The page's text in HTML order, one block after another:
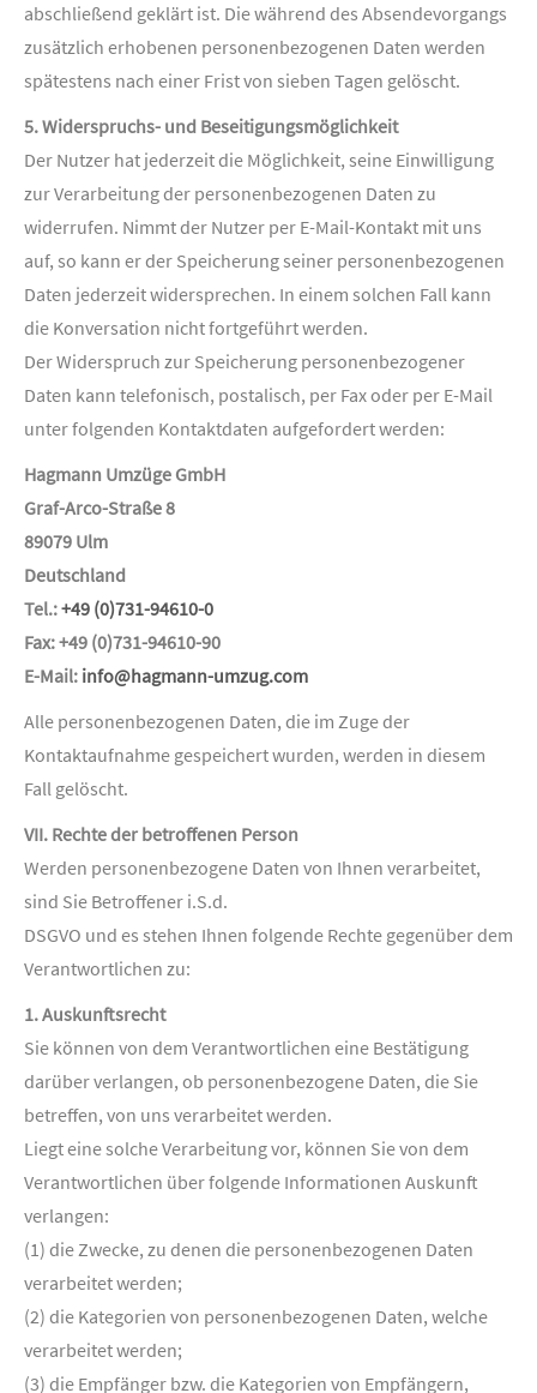
abschließend geklärt ist. Die während des Absendevorgangs
zusätzlich erhobenen personenbezogenen Daten werden
spätestens nach einer Frist von sieben Tagen gelöscht.
5. Widerspruchs- und Beseitigungsmöglichkeit
Der Nutzer hat jederzeit die Möglichkeit, seine Einwilligung
zur Verarbeitung der personenbezogenen Daten zu
widerrufen. Nimmt der Nutzer per E-Mail-Kontakt mit uns
auf, so kann er der Speicherung seiner personenbezogenen
Daten jederzeit widersprechen. In einem solchen Fall kann
die Konversation nicht fortgeführt werden.
Der Widerspruch zur Speicherung personenbezogener
Daten kann telefonisch, postalisch, per Fax oder per E-Mail
unter folgenden Kontaktdaten aufgefordert werden:
Hagmann Umzüge GmbH
Graf-Arco-Straße 8
89079 Ulm
Deutschland
Tel.:+49 (0)731-94610-0
Fax: +49 (0)731-94610-90
E-Mail: info@hagmann-umzug.com
Alle personenbezogenen Daten, die im Zuge der
Kontaktaufnahme gespeichert wurden, werden in diesem
Fall gelöscht.
VII. Rechte der betroffenen Person
Werden personenbezogene Daten von Ihnen verarbeitet,
sind Sie Betroffener i.S.d.
DSGVO und es stehen Ihnen folgende Rechte gegenüber dem
Verantwortlichen zu:
1. Auskunftsrecht
Sie können von dem Verantwortlichen eine Bestätigung
darüber verlangen, ob personenbezogene Daten, die Sie
betreffen, von uns verarbeitet werden.
Liegt eine solche Verarbeitung vor, können Sie von dem
Verantwortlichen über folgende Informationen Auskunft
verlangen:
(1) die Zwecke, zu denen die personenbezogenen Daten
verarbeitet werden;
(2) die Kategorien von personenbezogenen Daten, welche
verarbeitet werden;
(3) die Empfänger bzw. die Kategorien von Empfängern,